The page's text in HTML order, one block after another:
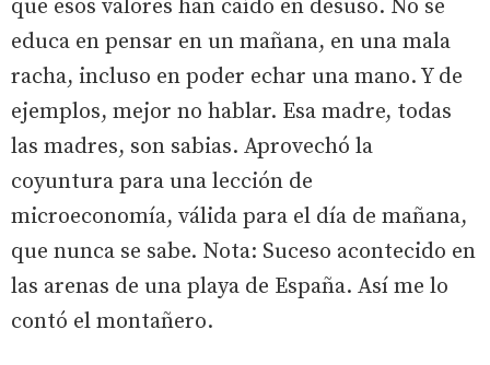
que esos valores han caído en desuso. No se
educa en pensar en un mañana, en una mala
racha, incluso en poder echar una mano. Y de
ejemplos, mejor no hablar. Esa madre, todas
las madres, son sabias. Aprovechó la
coyuntura para una lección de
microeconomía, válida para el día de mañana,
que nunca se sabe. Nota: Suceso acontecido en
las arenas de una playa de España. Así me lo
contó el montañero.